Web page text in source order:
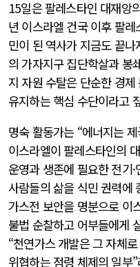
15일은 팔레스타인 대재앙
년 이스라엘 건국 이후 팔
민이 된 역사가 지금도 끝
의 가자지구 집단학살과 봉
지 자원 수탈은 단순한 경
유지하는 핵심 수단이라고
명숙 활동가는 “에너지는
이스라엘이 팔레스타인의
운영과 생존에 필요한 전기
사람들의 삶을 식민 권력에
가스전 보안을 명분으로 이
불법 순찰하고 어부들에게
“천연가스 개발은 그 자체
위협하는 점령 체제의 일부